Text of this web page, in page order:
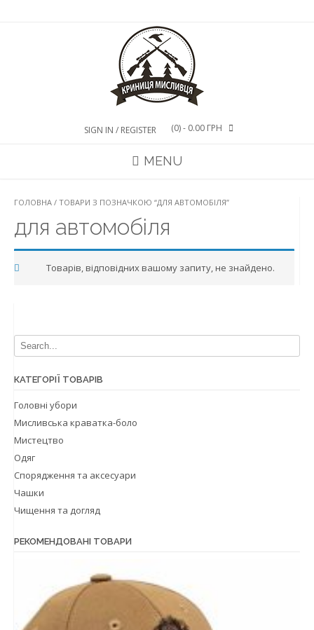
SIGN IN / REGISTER (0)- 0.00 ГРН
MENU
ГОЛОВНА / ТОВАРИ З ПОЗНАЧКОЮ “ДЛЯ АВТОМОБІЛЯ”
для автомобіля
Товарів, відповідних вашому запиту, не знайдено.
КАТЕГОРІЇ ТОВАРІВ
Головні убори
Мисливська краватка-боло
Мистецтво
Одяг
Спорядження та аксесуари
Чашки
Чищення та догляд
РЕКОМЕНДОВАНІ ТОВАРИ